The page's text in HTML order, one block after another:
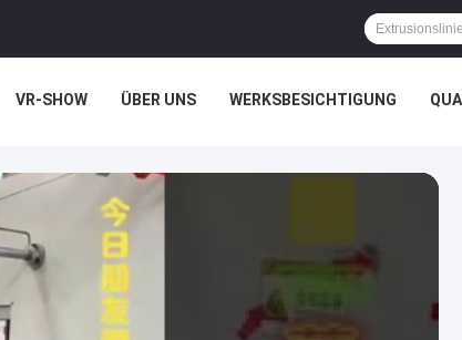
VR-SHOW ÜBER UNS WERKSBESICHTIGUNG